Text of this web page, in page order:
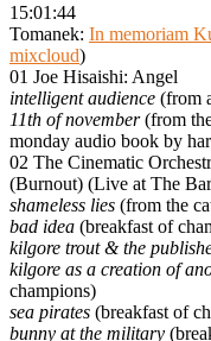
15:01:44
Tomanek: In memoriam
mixcloud)
01 Joe Hisaishi: Angel
intelligent audience (from
11th of november(from
monday audio book by
02 The Cinematic
(Burnout) (Live at The
shameless lies (from the
bad idea (breakfast of
kilgore trout & the
kilgore as a creation of
champions)
sea pirates (breakfast of
bunny at the military